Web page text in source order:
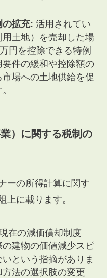
の拡充: 活用されてい
土地）を売却した場
円を控除できる特例
件の緩和や控除額の
場への土地供給を促
）に関する税制の
ーの所得計算に関す
上に載ります。
在の減価償却制度
の建物の価値減少スピ
という指摘がありま
法の選択肢の変更